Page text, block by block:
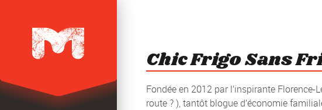
Chic Frigo Sans
Fondée en 2012 par l’inspirante
route ? ), tantôt blogue d’économie